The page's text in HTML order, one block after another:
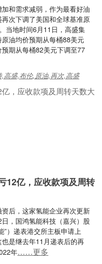
和需求减弱，作为最看好油
次下调了美国和全球基准原
当地时间6月11日，高盛集
油均价预期从每桶88美元
期从每桶82美元下调至77
,高盛,布伦,原油,再次,高盛
12亿，应收款项及周转
资后，这家氢能企业再次更新
，国鸿氢能科技（嘉兴）股
”）递表港交所主板申请上
是继去年11月递表后的再
年……更多